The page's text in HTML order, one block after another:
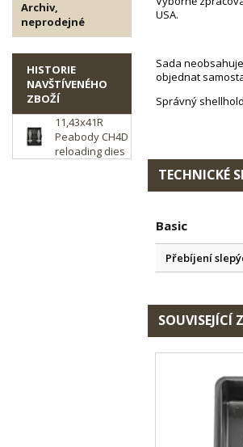
Archiv,
neprodejné
HISTORIE
NAVŠTÍVENÉHO
ZBOŽÍ
11,43x41R
Peabody CH4D
reloading dies
USA.
Sada
objednat
Správný
TECHNICKÉ
Basic
Přebíjení
SOUVISEJÍCÍ